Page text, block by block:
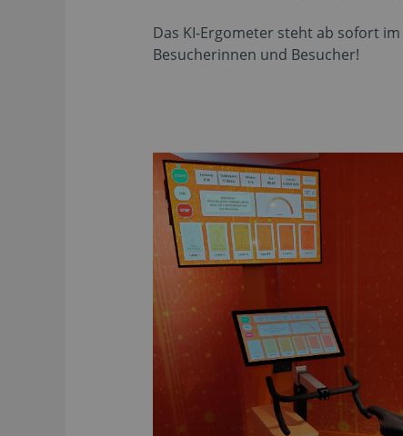
Das KI-Ergometer steht ab sofort
Besucherinnen und Besucher!